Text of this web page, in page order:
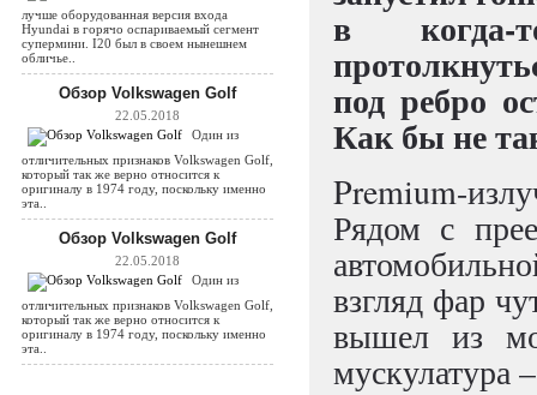
лучше оборудованная версия входа
Hyundai в горячо оспариваемый сегмент
супермини. I20 был в своем нынешнем
обличье..
Обзор Volkswagen Golf
22.05.2018
Один из
отличительных признаков Volkswagen Golf,
который так же верно относится к
оригиналу в 1974 году, поскольку именно
эта..
Обзор Volkswagen Golf
22.05.2018
Один из
отличительных признаков Volkswagen Golf,
который так же верно относится к
оригиналу в 1974 году, поскольку именно
эта..
в когда-
под ребро
Как бы не
Premium-
Рядом с
взгляд фар
вышел из
мускулатура